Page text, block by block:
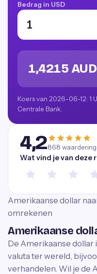
Bedrag in USD
1,4215 AUD
Koers van 2026-06-12: 1
Centrale Bank.
4,2868
Wat vind je van deze
Amerikaanse dollar
omrekenen
Amerikaanse
De Amerikaanse dollar
valuta ter wereld,
verhandelen. Wil je de